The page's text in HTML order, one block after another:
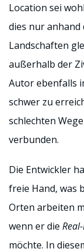
Location sei
dies nur anhand
Landschaften
außerhalb der
Autor ebenfalls
schwer zu
schlechten
verbunden.
Die Entwickler
freie Hand, was
Orten arbeiten
wenn er die
möchte. In